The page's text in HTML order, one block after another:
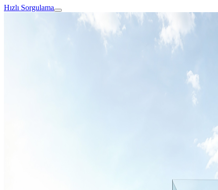
Hızlı Sorgulama